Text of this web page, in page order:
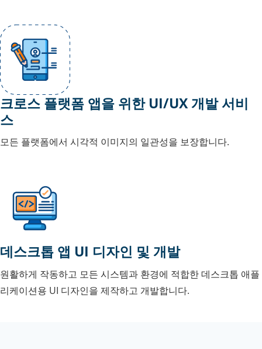
크로스 플랫폼 앱을 위한 UI/UX 개발 서비
스
모든 플랫폼에서 시각적 이미지의 일관성을 보장합니다.
데스크톱 앱 UI 디자인 및 개발
원활하게 작동하고 모든 시스템과 환경에 적합한 데스크톱 애플
리케이션용 UI 디자인을 제작하고 개발합니다.